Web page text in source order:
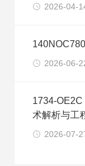
2026-04-
2026-06-
1734-
术解析与工
2026-07-